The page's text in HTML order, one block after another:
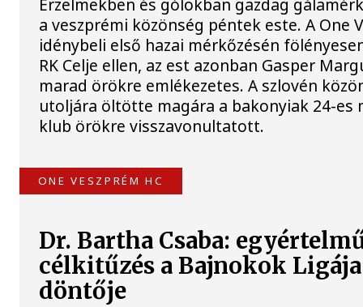
a veszprémi közönség péntek este. A One
idénybeli első hazai mérkőzésén
RK Celje ellen, az est azonban Gasper
marad örökre emlékezetes. A szlovén
utoljára öltötte magára a bakonyiak 24-es
klub örökre visszavonultatott.
ONE VESZPRÉM HC
Dr. Bartha Csaba:
célkitűzés a Bajnokok
döntője